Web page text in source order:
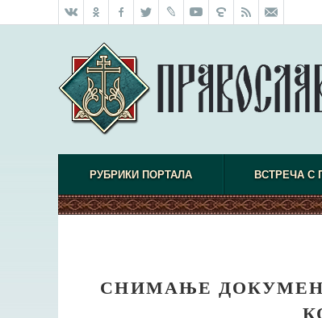
РУБРИКИ ПОРТАЛА ВСТРЕЧА С
СНИМАЊЕ